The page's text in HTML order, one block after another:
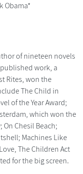
Obama*
of nineteen novels
work, a
Rites, won the
The Child in
of the Year Award;
which won the
Chesil Beach;
Machines Like
The Children Act
for the big screen.